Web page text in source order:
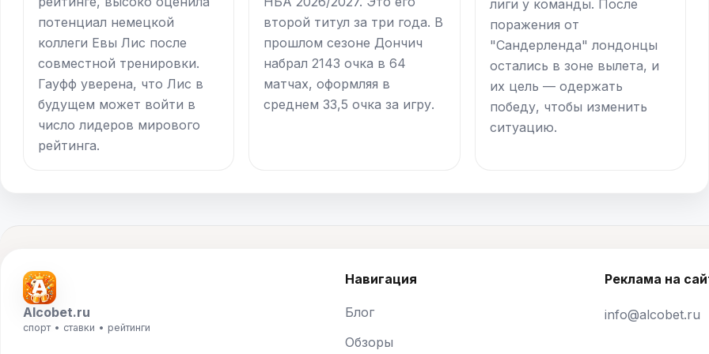
потенциал немецкой
коллеги Евы Лис после
совместной тренировки.
Гауфф уверена, что Лис в
будущем может войти в
число лидеров мирового
рейтинга.
второй титул за три года. В
прошлом сезоне Дончич
набрал 2143 очка в 64
матчах, оформляя в
среднем 33,5 очка за игру.
лиги у команды. После
поражения от
"Сандерленда" лондонцы
остались в зоне вылета, и
их цель — одержать
победу, чтобы изменить
ситуацию.
Alcobet.ru
спорт • ставки • рейтинги
Навигация
Блог
Обзоры
Реклама на
info@alcobet.ru